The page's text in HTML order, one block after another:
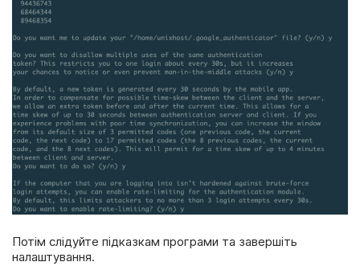
Потім слідуйте підказкам програми та завершіть
налаштування.